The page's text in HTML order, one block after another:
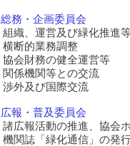
務・企画委員会
組織、運営及び緑化推進
横断的業務調整
協会財務の健全運営等
関係機関等との交流
渉外及び国際交流
報・普及委員会
諸広報活動の推進、協会
機関誌「緑化通信」の発